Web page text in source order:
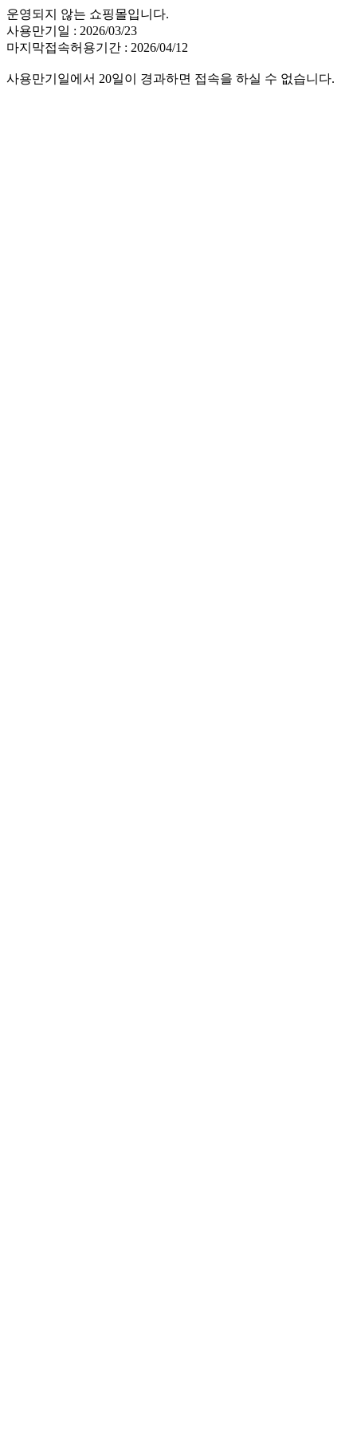
운영되지 않는 쇼핑몰입니다.
사용만기일 : 2026/03/23
마지막접속허용기간 : 2026/04/12
사용만기일에서 20일이 경과하면 접속을 하실 수 없습니다.